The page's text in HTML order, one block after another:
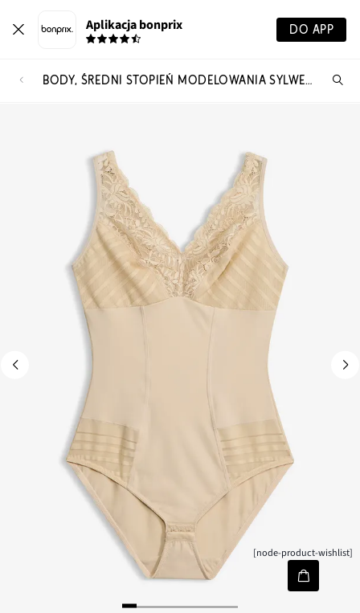
Aplikacja bonprix DO APP
BODY, ŚREDNI STOPIEŃ MODELOWANIA SYLWETKI Z KORONKI
[node-product-wishlist]